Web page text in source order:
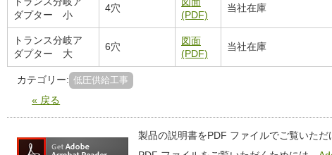
ダプター 小
4穴
図面
(PDF)
当社在庫
トランス分岐ア
ダプター 大
6穴
図面
(PDF)
当社在庫
カテゴリー: 低圧供給工事
« 戻る
製品の説明書をPDF ファイルでご覧いただ